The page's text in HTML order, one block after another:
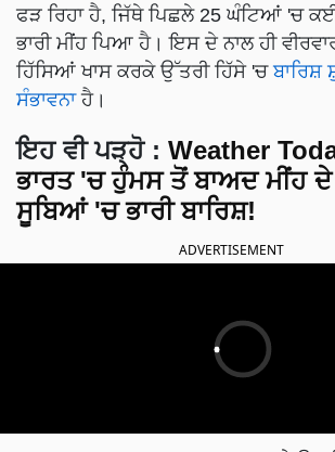
ਫੜ ਰਿਹਾ ਹੈ, ਜਿੱਥੇ ਪਿਛਲੇ 25 ਘੰਟਿਆਂ 'ਚ
ਭਾਰੀ ਮੀਂਹ ਪਿਆ ਹੈ। ਇਸ ਦੇ ਨਾਲ ਹੀ
ਹਿੱਸਿਆਂ ਖਾਸ ਕਰਕੇ ਉੱਤਰੀ ਹਿੱਸੇ 'ਚਬਾਰਿਸ਼
ਸੰਭਾਵਨਾਹੈ।
ਇਹ ਵੀ ਪੜ੍ਹੋ : Weather
ਭਾਰਤ 'ਚ ਹੁੰਮਸ ਤੋਂ ਬਾਅਦ ਮੀਂਹ
ਸੂਬਿਆਂ 'ਚ ਭਾਰੀ ਬਾਰਿਸ਼!
ADVERTISEMENT